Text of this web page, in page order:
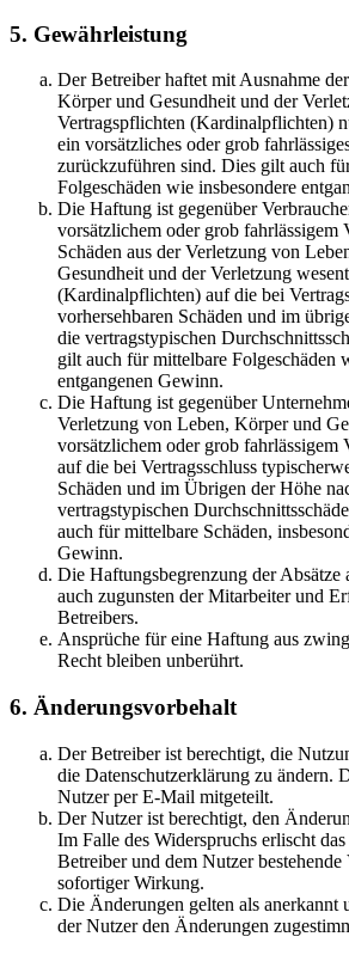
5. Gewährleistung
Der Betreiber haftet mit Ausnahme
Körper und Gesundheit und der
Vertragspflichten (Kardinalpflichten)
ein vorsätzliches oder grob
zurückzuführen sind. Dies gilt auch
Folgeschäden wie insbesondere
Die Haftung ist gegenüber
vorsätzlichem oder grob fahrlässigem
Schäden aus der Verletzung von
Gesundheit und der Verletzung
(Kardinalpflichten) auf die bei
vorhersehbaren Schäden und im
die vertragstypischen
gilt auch für mittelbare Folgeschäden
entgangenen Gewinn.
Die Haftung ist gegenüber
Verletzung von Leben, Körper und
vorsätzlichem oder grob fahrlässigem
auf die bei Vertragsschluss
Schäden und im Übrigen der Höhe
vertragstypischen
auch für mittelbare Schäden,
Gewinn.
Die Haftungsbegrenzung der Absätze
auch zugunsten der Mitarbeiter und
Betreibers.
Ansprüche für eine Haftung aus
Recht bleiben unberührt.
6. Änderungsvorbehalt
Der Betreiber ist berechtigt, die
die Datenschutzerklärung zu ändern.
Nutzer per E-Mail mitgeteilt.
Der Nutzer ist berechtigt, den
Im Falle des Widerspruchs erlischt
Betreiber und dem Nutzer
sofortiger Wirkung.
Die Änderungen gelten als anerkannt
der Nutzer den Änderungen